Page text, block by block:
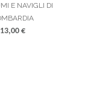
E NAVIGLI DI
13,00 €